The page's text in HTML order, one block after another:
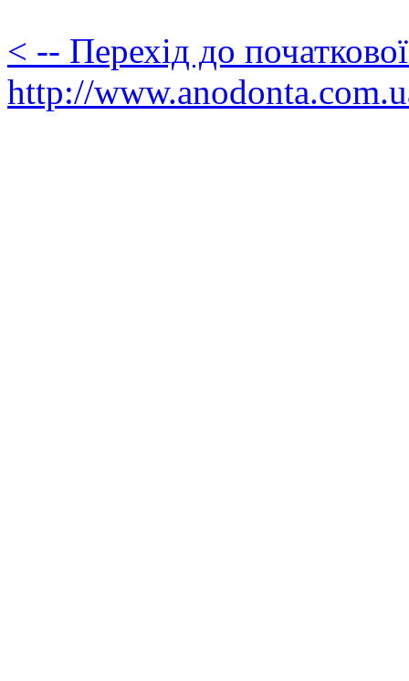
< -- Перехід до
http://